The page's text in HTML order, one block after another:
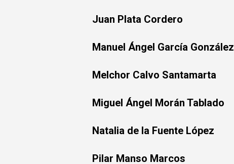
Juan Plata Cordero
Manuel Ángel García González
Melchor Calvo Santamarta
Miguel Ángel Morán Tablado
Natalia de la Fuente López
Pilar Manso Marcos